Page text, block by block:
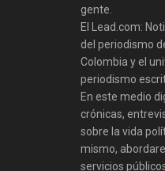
gente.
El Lead.com:
del periodismo
Colombia y el
periodismo
En este medio
crónicas,
sobre la vida
mismo,
servicios